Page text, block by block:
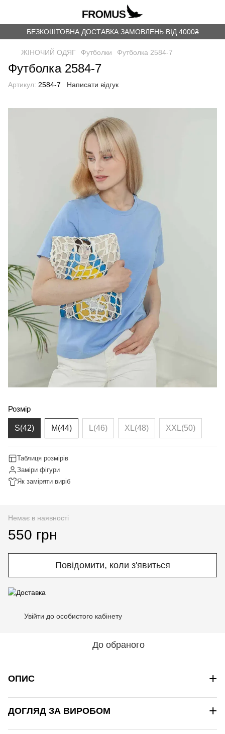
БЕЗКОШТОВНА ДОСТАВКА ЗАМОВЛЕНЬ ВІД 4000₴
ЖІНОЧИЙ ОДЯГ Футболки Футболка 2584-7
Футболка 2584-7
Артикул: 2584-7 Написати відгук
Розмір
S(42) M(44) L(46) XL(48) XXL(50)
Таблиця розмірів
Заміри фігури
Як заміряти виріб
Немає в наявності
550 грн
Повідомити, коли з'явиться
Увійти до особистого кабінету
До обраного
ОПИС +
ДОГЛЯД ЗА ВИРОБОМ +